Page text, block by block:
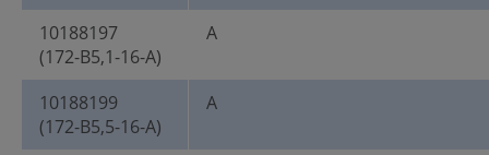
10188197
(172-B5,1-16-A)
A
10188199
(172-B5,5-16-A)
A